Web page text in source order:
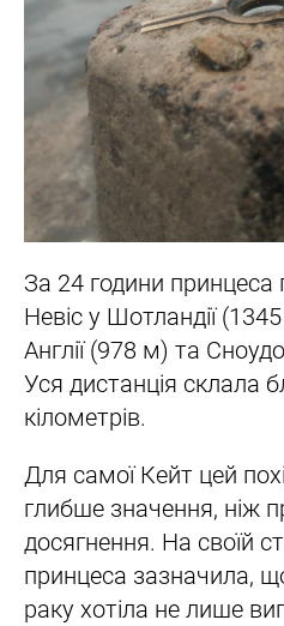
За 24 години принцеса
Невіс у Шотландії
Англії (978 м) та
Уся дистанція склала
кілометрів.
Для самої Кейт цей
глибше значення, ніж
досягнення. На своїй
принцеса зазначила,
раку хотіла не лише